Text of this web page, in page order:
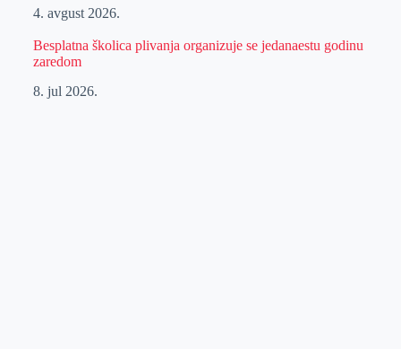
4. avgust 2026.
Besplatna školica plivanja organizuje se jedanaestu godinu
zaredom
8. jul 2026.